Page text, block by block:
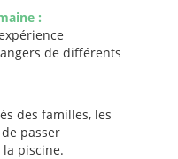
:
de différents
des familles, les
passer
piscine.